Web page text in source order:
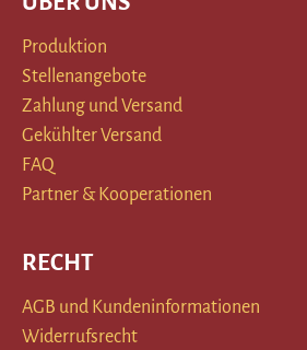
Produktion
Stellenangebote
Zahlung und Versand
Gekühlter Versand
FAQ
Partner & Kooperationen
RECHT
AGB und Kundeninformationen
Widerrufsrecht